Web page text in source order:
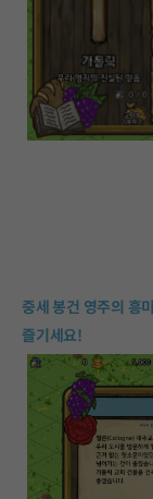
중세 봉건 영주의 흥
즐기세요!